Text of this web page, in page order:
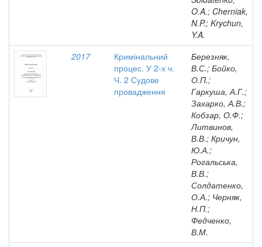
O.A.; Cherniak,
N.P.; Krychun,
Y.A.
2017
Кримінальний
процес. У 2-х ч.
Ч. 2 Судове
провадження
Березняк,
В.С.; Бойко,
О.П.;
Гаркуша, А.Г.;
Захарко, А.В.;
Кобзар, О.Ф.;
Литвинов,
В.В.; Кричун,
Ю.А.;
Рогальська,
В.В.;
Солдатенко,
О.А.; Черняк,
Н.П.;
Федченко,
В.М.